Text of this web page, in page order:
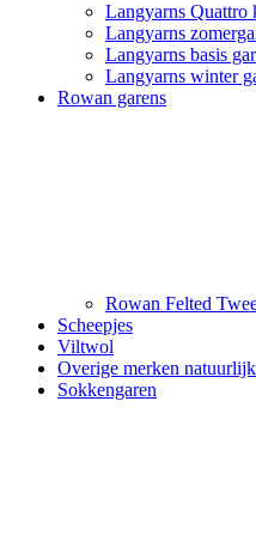
Langyarns Quattro
Langyarns
Langyarns basis
Langyarns winter
Rowan garens
Rowan Felted
Scheepjes
Viltwol
Overige merken
Sokkengaren